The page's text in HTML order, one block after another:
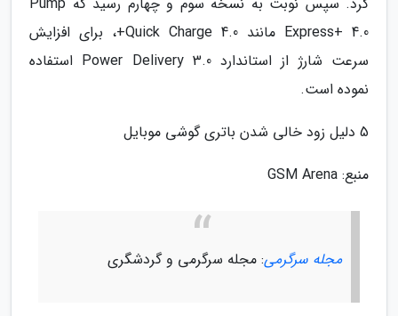
Express+ 4.0 مانند Quick Charge 4.0+، برای افزایش
سرعت شارژ از استاندارد Power Delivery 3.0 استفاده
نموده است.
5 دلیل زود خالی شدن باتری گوشی موبایل
منبع: GSM Arena
مجله سرگرمی: مجله سرگرمی و گردشگری